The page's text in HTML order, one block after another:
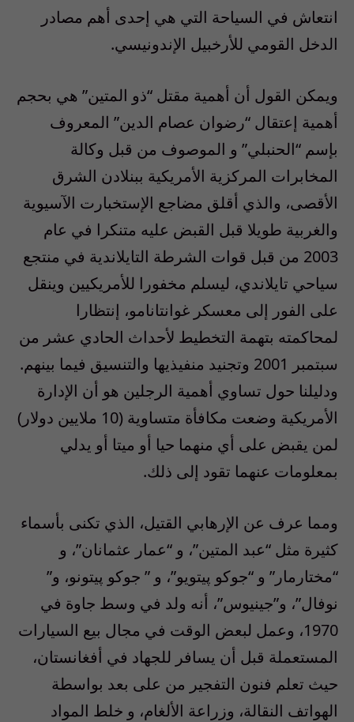
انتعاش في السياحة التي هي إحدى أهم مصادر
الدخل القومي للأرخبيل الإندونيسي.
ويمكن القول أن أهمية مقتل “ذو المتين” هي بحجم
أهمية إعتقال “رضوان عصام الدين” المعروف
بإسم “الحنبلي” و الموصوف من قبل وكالة
المخابرات المركزية الأمريكية ببنلادن الشرق
الأقصى، والذي أقلق مضاجع الإستخبارت الآسيوية
والغربية طويلا قبل القبض عليه متنكرا في عام
2003 من قبل قوات الشرطة التايلاندية في منتجع
سياحي تايلاندي، ليسلم مخفورا للأمريكيين وينقل
على الفور إلى معسكر غوانتانامو، إنتظارا
لمحاكمته بتهمة التخطيط لأحداث الحادي عشر من
سبتمبر 2001 وتجنيد منفيذيها والتنسيق فيما بينهم.
ودليلنا حول تساوي أهمية الرجلين هو أن الإدارة
الأمريكية وضعت مكافأة متساوية (10 ملايين دولار)
لمن يقبض على أي منهما حيا أو ميتا أو يدلي
بمعلومات عنهما تقود إلى ذلك.
ومما عرف عن الإرهابي القتيل، الذي تكنى بأسماء
كثيرة مثل “عبد المتين”، و “عمار عثمانان”، و
“مختارمار” و “جوكو پيتويو”، و ” جوكو پيتونو، و”
نوفال”، و”جينيوس”، أنه ولد في وسط جاوة في
1970، وعمل لبعض الوقت في مجال بيع السيارات
المستعملة قبل أن يسافر للجهاد في أفغانستان،
حيث تعلم فنون التفجير من على بعد بواسطة
الهواتف النقالة، وزراعة الألغام، و خلط المواد